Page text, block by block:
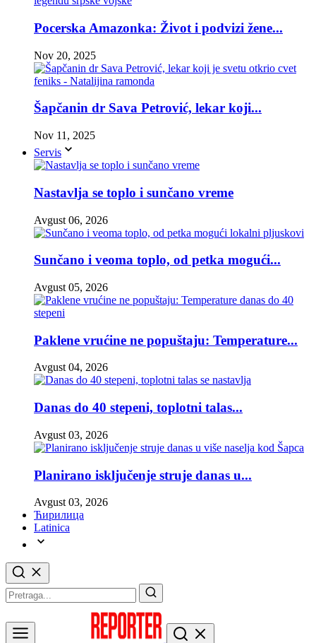
Pocerska Amazonka: Život i podvizi žene...
Nov 20, 2025
Šapčanin dr Sava Petrović, lekar koji...
Nov 11, 2025
Servis
Nastavlja se toplo i sunčano vreme
Avgust 06, 2026
Sunčano i veoma toplo, od petka mogući...
Avgust 05, 2026
Paklene vrućine ne popuštaju: Temperature...
Avgust 04, 2026
Danas do 40 stepeni, toplotni talas...
Avgust 03, 2026
Planirano isključenje struje danas u...
Avgust 03, 2026
Ћирилица
Latinica